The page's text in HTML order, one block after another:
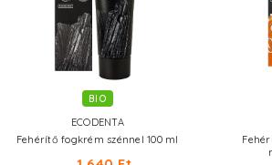
BIO
ECODENTA
Fehérítő fogkrém szénnel 100 ml